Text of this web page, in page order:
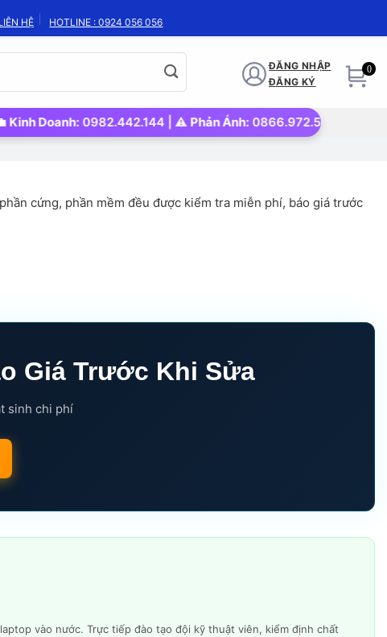
HỆ HOTLINE : 0924 056 056
ĐĂNG NHẬP
ĐĂNG KÝ
0
0982.442.144 | ⚠️Phản Ánh: 0866.972.562 | 🚀Uy tín – Nhanh
cứng, phần mềm đều được kiểm tra miễn phí, báo giá trước
Giá Trước Khi Sửa
sinh chi phí
vào nước. Trực tiếp đào tạo đội kỹ thuật viên, kiểm định chất